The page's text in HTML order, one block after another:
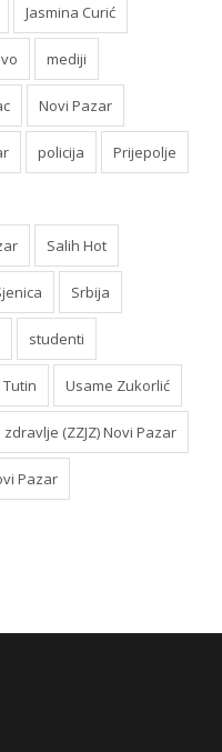
Jasmina Curić
mediji
Novi Pazar
policija Prijepolje
Salih Hot
Srbija
studenti
Tutin Usame Zukorlić
(ZZJZ) Novi Pazar
Pazar